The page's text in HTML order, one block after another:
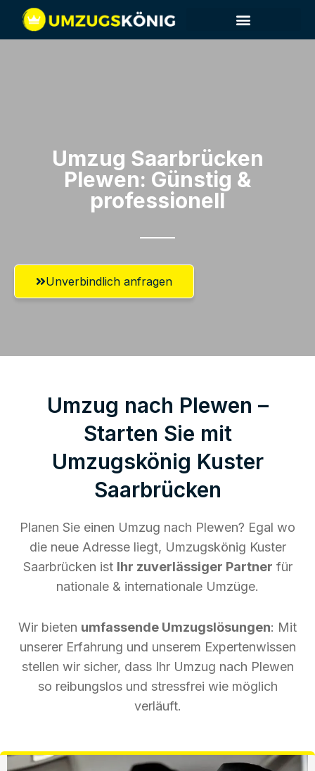
Umzug Saarbrücken​
Plewen: Günstig &
professionell​
Unverbindlich anfragen
Umzug nach Plewen –
Starten Sie mit
Umzugskönig Kuster
Saarbrücken
Planen Sie einen Umzug nach Plewen? Egal wo
die neue Adresse liegt, Umzugskönig Kuster
Saarbrücken ist Ihr zuverlässiger Partner für
nationale & internationale Umzüge.
Wir bieten umfassende Umzugslösungen: Mit
unserer Erfahrung und unserem Expertenwissen
stellen wir sicher, dass Ihr Umzug nach Plewen
so reibungslos und stressfrei wie möglich
verläuft.